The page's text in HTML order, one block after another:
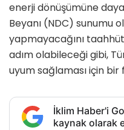
enerji dönüşümüne
Beyanı (NDC) sunumu
yapmayacağını
adım olabileceği gibi,
uyum sağlaması için bir
İklim Haber'i
kaynak olarak